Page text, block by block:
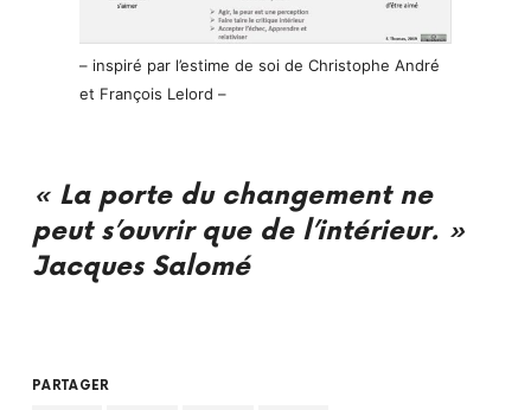
– inspiré par l’estime de soi de Christophe André
et François Lelord –
« La porte du changement ne
peut s’ouvrir que de l’intérieur. »
Jacques Salomé
PARTAGER